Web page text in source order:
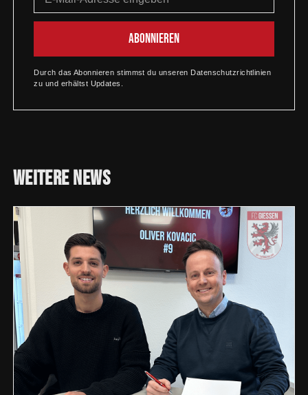
Durch das Abonnieren stimmst du unseren Datenschutzrichtlinien
zu und erhältst Updates.
WeitereNews